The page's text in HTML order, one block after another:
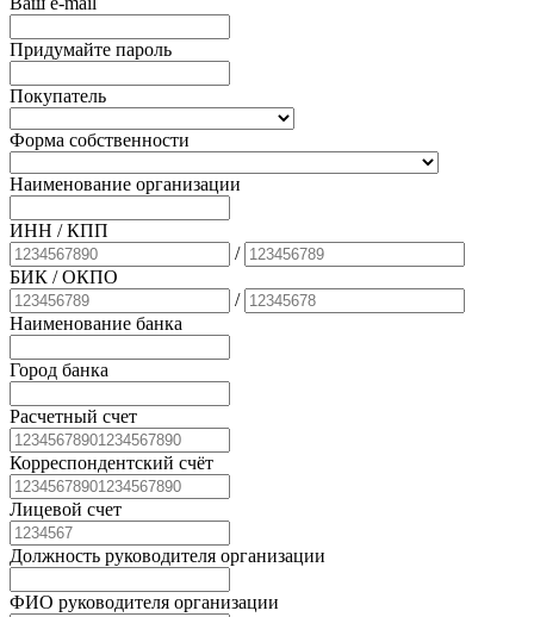
Придумайте пароль
Покупатель
Форма собственности
Наименование организации
ИНН / КПП
/
БИК / ОКПО
/
Наименование банка
Город банка
Расчетный счет
Корреспондентский счёт
Лицевой счет
Должность руководителя организации
ФИО руководителя организации